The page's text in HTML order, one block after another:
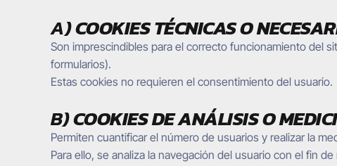
A)COOKIES TÉCNICAS O
Son imprescindibles para el correcto funcionamiento del
formularios).
Estas cookies no requieren el consentimiento del usuario.
B)COOKIES DE ANÁLISIS O
Permiten cuantificar el número de usuarios y realizar la
Para ello, se analiza la navegación del usuario con el fin